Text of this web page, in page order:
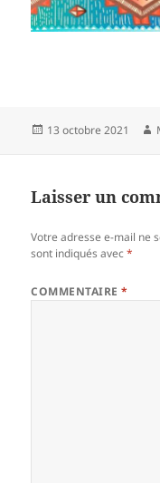
Publié
13 octobre 2021
Laisser un
Votre adresse e-mail ne
sont indiqués avec*
COMMENTAIRE*